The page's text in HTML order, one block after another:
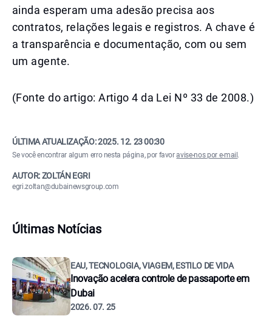
ainda esperam uma adesão precisa aos
contratos, relações legais e registros. A chave é
a transparência e documentação, com ou sem
um agente.
(Fonte do artigo: Artigo 4 da Lei Nº 33 de 2008.)
ÚLTIMA ATUALIZAÇÃO:2025. 12. 23 00:30
Se você encontrar algum erro nesta página, por favoravise-nos por e-mail .
AUTOR: ZOLTÁN EGRI
egri.zoltan@dubainewsgroup.com
Últimas Notícias
EAU, TECNOLOGIA, VIAGEM, ESTILO DE VIDA
Inovação acelera controle de passaporte em
Dubai
2026. 07. 25